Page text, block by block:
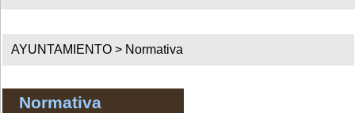
AYUNTAMIENTO > Normativa
Normativa